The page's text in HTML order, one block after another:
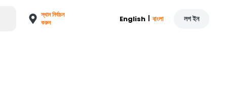
স্থান নির্বাচন
করুন
English | বাংলা লগ ইন